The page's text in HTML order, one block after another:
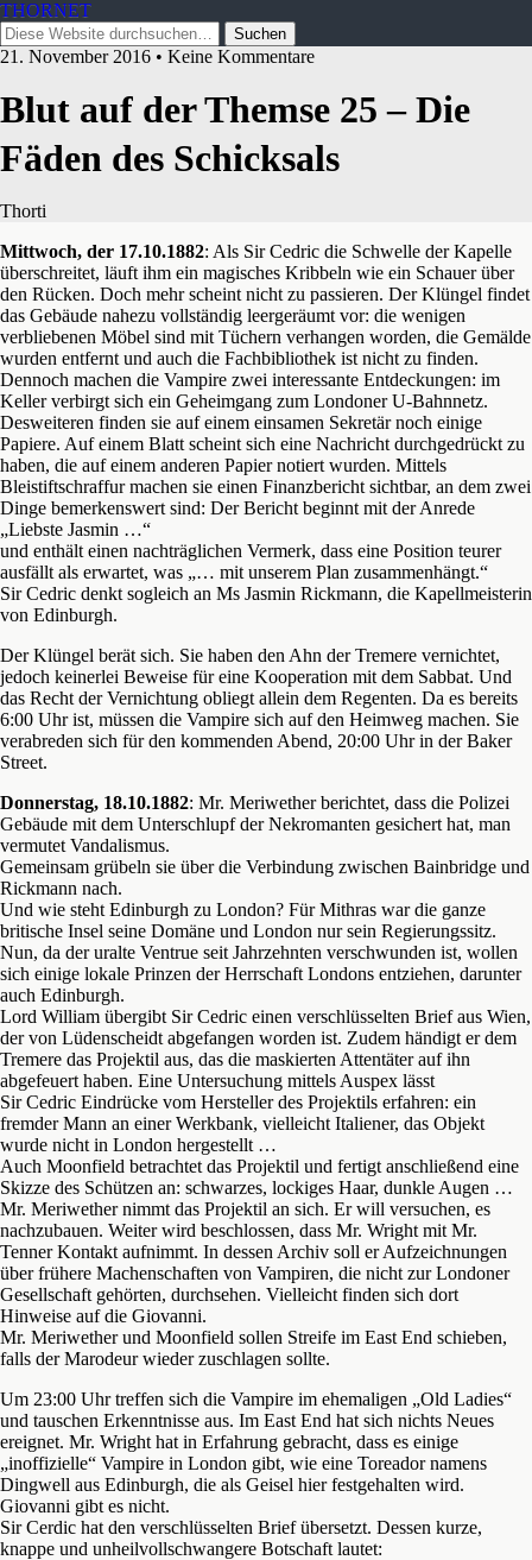
THORNET
21. November 2016 • Keine Kommentare
Blut auf der Themse 25 – Die
Fäden des Schicksals
Thorti
Mittwoch, der 17.10.1882: Als Sir Cedric die Schwelle der Kapelle
überschreitet, läuft ihm ein magisches Kribbeln wie ein Schauer über
den Rücken. Doch mehr scheint nicht zu passieren. Der Klüngel findet
das Gebäude nahezu vollständig leergeräumt vor: die wenigen
verbliebenen Möbel sind mit Tüchern verhangen worden, die Gemälde
wurden entfernt und auch die Fachbibliothek ist nicht zu finden.
Dennoch machen die Vampire zwei interessante Entdeckungen: im
Keller verbirgt sich ein Geheimgang zum Londoner U-Bahnnetz.
Desweiteren finden sie auf einem einsamen Sekretär noch einige
Papiere. Auf einem Blatt scheint sich eine Nachricht durchgedrückt zu
haben, die auf einem anderen Papier notiert wurden. Mittels
Bleistiftschraffur machen sie einen Finanzbericht sichtbar, an dem zwei
Dinge bemerkenswert sind: Der Bericht beginnt mit der Anrede
„Liebste Jasmin …“
und enthält einen nachträglichen Vermerk, dass eine Position teurer
ausfällt als erwartet, was „… mit unserem Plan zusammenhängt.“
Sir Cedric denkt sogleich an Ms Jasmin Rickmann, die Kapellmeisterin
von Edinburgh.
Der Klüngel berät sich. Sie haben den Ahn der Tremere vernichtet,
jedoch keinerlei Beweise für eine Kooperation mit dem Sabbat. Und
das Recht der Vernichtung obliegt allein dem Regenten. Da es bereits
6:00 Uhr ist, müssen die Vampire sich auf den Heimweg machen. Sie
verabreden sich für den kommenden Abend, 20:00 Uhr in der Baker
Street.
Donnerstag, 18.10.1882: Mr. Meriwether berichtet, dass die Polizei
Gebäude mit dem Unterschlupf der Nekromanten gesichert hat, man
vermutet Vandalismus.
Gemeinsam grübeln sie über die Verbindung zwischen Bainbridge und
Rickmann nach.
Und wie steht Edinburgh zu London? Für Mithras war die ganze
britische Insel seine Domäne und London nur sein Regierungssitz.
Nun, da der uralte Ventrue seit Jahrzehnten verschwunden ist, wollen
sich einige lokale Prinzen der Herrschaft Londons entziehen, darunter
auch Edinburgh.
Lord William übergibt Sir Cedric einen verschlüsselten Brief aus Wien,
der von Lüdenscheidt abgefangen worden ist. Zudem händigt er dem
Tremere das Projektil aus, das die maskierten Attentäter auf ihn
abgefeuert haben. Eine Untersuchung mittels Auspex lässt
Sir Cedric Eindrücke vom Hersteller des Projektils erfahren: ein
fremder Mann an einer Werkbank, vielleicht Italiener, das Objekt
wurde nicht in London hergestellt …
Auch Moonfield betrachtet das Projektil und fertigt anschließend eine
Skizze des Schützen an: schwarzes, lockiges Haar, dunkle Augen …
Mr. Meriwether nimmt das Projektil an sich. Er will versuchen, es
nachzubauen. Weiter wird beschlossen, dass Mr. Wright mit Mr.
Tenner Kontakt aufnimmt. In dessen Archiv soll er Aufzeichnungen
über frühere Machenschaften von Vampiren, die nicht zur Londoner
Gesellschaft gehörten, durchsehen. Vielleicht finden sich dort
Hinweise auf die Giovanni.
Mr. Meriwether und Moonfield sollen Streife im East End schieben,
falls der Marodeur wieder zuschlagen sollte.
Um 23:00 Uhr treffen sich die Vampire im ehemaligen „Old Ladies“
und tauschen Erkenntnisse aus. Im East End hat sich nichts Neues
ereignet. Mr. Wright hat in Erfahrung gebracht, dass es einige
„inoffizielle“ Vampire in London gibt, wie eine Toreador namens
Dingwell aus Edinburgh, die als Geisel hier festgehalten wird.
Giovanni gibt es nicht.
Sir Cerdic hat den verschlüsselten Brief übersetzt. Dessen kurze,
knappe und unheilvollschwangere Botschaft lautet: